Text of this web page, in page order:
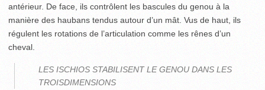
antérieur. De face, ils contrôlent les bascules du genou à la
manière des haubans tendus autour d’un mât. Vus de haut, ils
régulent les rotations de l’articulation comme les rênes d’un
cheval.
LES ISCHIOS STABILISENT LE GENOU DANS LES
TROISDIMENSIONS